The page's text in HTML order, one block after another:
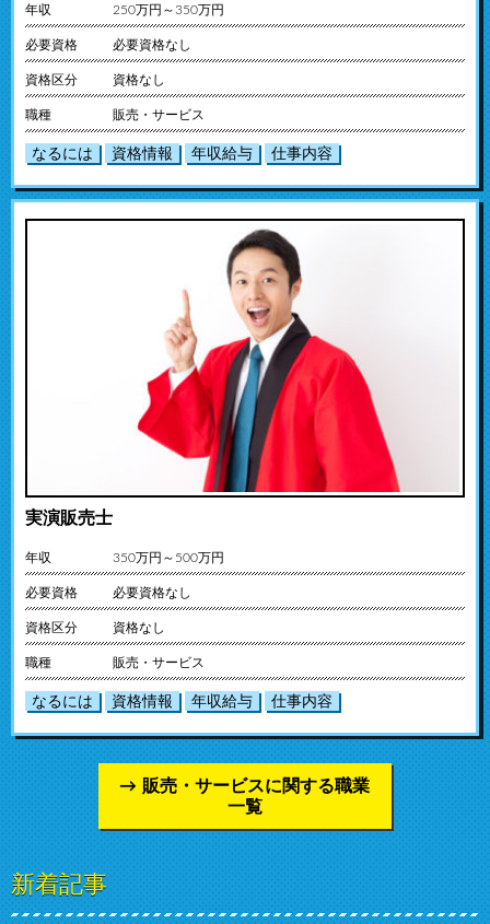
年収 250万円～350万円
必要資格 必要資格なし
資格区分 資格なし
職種 販売・サービス
なるには 資格情報 年収給与 仕事内容
実演販売士
年収 350万円～500万円
必要資格 必要資格なし
資格区分 資格なし
職種 販売・サービス
なるには 資格情報 年収給与 仕事内容
販売・サービスに関する職業
一覧
新着記事